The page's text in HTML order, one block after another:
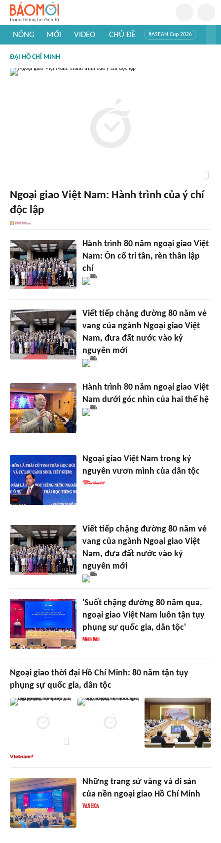
NÓNG MỚI VIDEO CHỦ ĐỀ #ASEAN Cup 2026
#Khám phá thế giới
ĐẠI HỒ CHÍ MINH
Ngoại giao Việt Nam: Hành trình của ý chí
độc lập
Hành trình 80 năm ngoại giao Việt
Nam: Ôn cố tri tân, rèn thân lập
chí
Viết tiếp chặng đường 80 năm vẻ
vang của ngành Ngoại giao Việt
Nam, đưa đất nước vào kỷ
nguyên mới
Hành trình 80 năm ngoại giao Việt
Nam dưới góc nhìn của hai thế hệ
Ngoại giao Việt Nam trong kỷ
nguyên vươn mình của dân tộc
Viết tiếp chặng đường 80 năm vẻ
vang của ngành Ngoại giao Việt
Nam, đưa đất nước vào kỷ
nguyên mới
'Suốt chặng đường 80 năm qua,
ngoại giao Việt Nam luôn tận tụy
phụng sự quốc gia, dân tộc'
Ngoại giao thời đại Hồ Chí Minh: 80 năm tận tụy
phụng sự quốc gia, dân tộc
Những trang sử vàng và di sản
của nền ngoại giao Hồ Chí Minh